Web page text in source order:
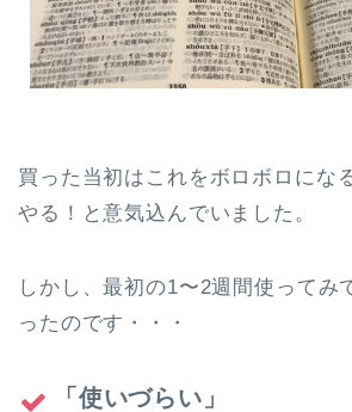
買った当初はこれをボロボロにな
やる！と意気込んでいました。
しかし、最初の1〜2週間使ってみ
ったのです・・・
「使いづらい」